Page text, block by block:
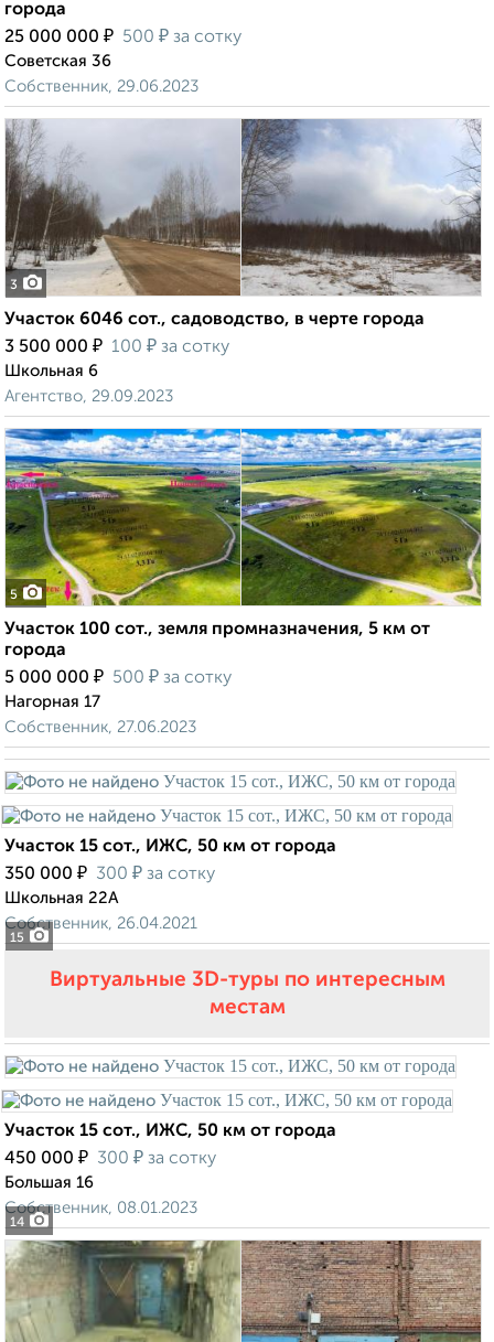
города
25 000 000 ₽ 500 ₽ за сотку
Советская 36
Собственник, 29.06.2023
3
Участок 6046 сот., садоводство, в черте города
3 500 000 ₽ 100 ₽ за сотку
Школьная 6
Агентство, 29.09.2023
5
Участок 100 сот., земля промназначения, 5 км от
города
5 000 000 ₽ 500 ₽ за сотку
Нагорная 17
Собственник, 27.06.2023
15
Участок 15 сот., ИЖС, 50 км от города
350 000 ₽ 300 ₽ за сотку
Школьная 22А
Собственник, 26.04.2021
Виртуальные 3D-туры по интересным
местам
14
Участок 15 сот., ИЖС, 50 км от города
450 000 ₽ 300 ₽ за сотку
Большая 16
Собственник, 08.01.2023